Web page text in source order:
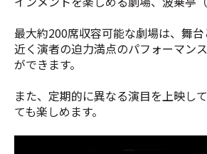
最大約200席収容可能な劇場は、舞
近く演者の迫力満点のパフォーマン
ができます。
また、定期的に異なる演目を上映し
ても楽しめます。